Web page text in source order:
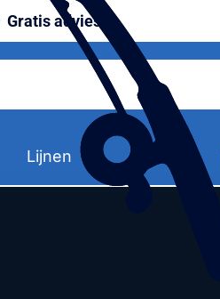
Gratis advies
Lijnen